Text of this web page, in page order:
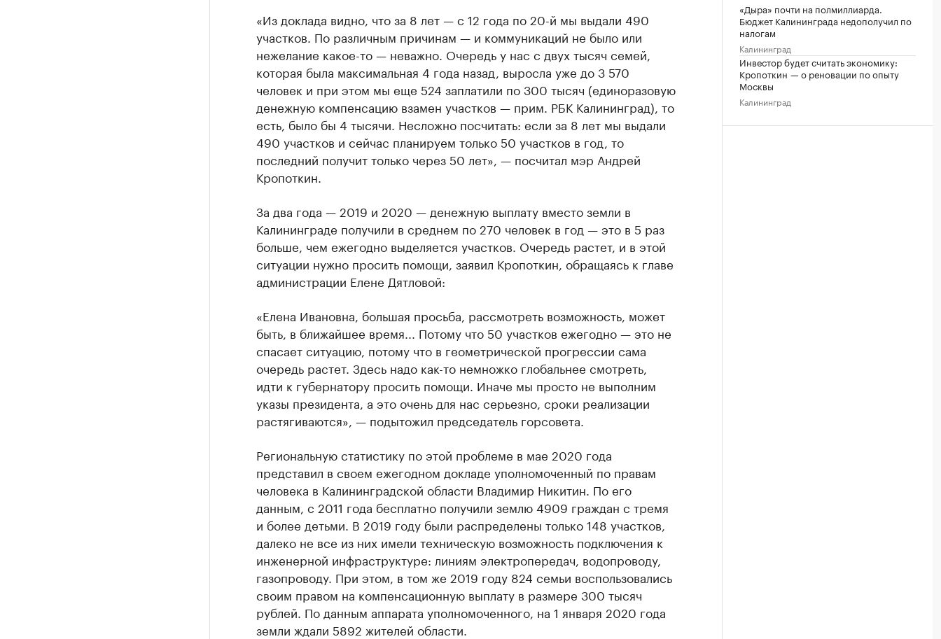
«Из доклада видно, что за 8 лет — с 12 года по 20-й мы выдали 490
участков. По различным причинам — и коммуникаций не было или
нежелание какое-то — неважно. Очередь у нас с двух тысяч семей,
которая была максимальная 4 года назад, выросла уже до 3 570
человек и при этом мы еще 524 заплатили по 300 тысяч (единоразовую
денежную компенсацию взамен участков — прим. РБК Калининград), то
есть, было бы 4 тысячи. Несложно посчитать: если за 8 лет мы выдали
490 участков и сейчас планируем только 50 участков в год, то
последний получит только через 50 лет», — посчитал мэр Андрей
Кропоткин.
За два года — 2019 и 2020 — денежную выплату вместо земли в
Калининграде получили в среднем по 270 человек в год — это в 5 раз
больше, чем ежегодно выделяется участков. Очередь растет, и в этой
ситуации нужно просить помощи, заявил Кропоткин, обращаясь к главе
администрации Елене Дятловой:
«Елена Ивановна, большая просьба, рассмотреть возможность, может
быть, в ближайшее время... Потому что 50 участков ежегодно — это не
спасает ситуацию, потому что в геометрической прогрессии сама
очередь растет. Здесь надо как-то немножко глобальнее смотреть,
идти к губернатору просить помощи. Иначе мы просто не выполним
указы президента, а это очень для нас серьезно, сроки реализации
растягиваются», — подытожил председатель горсовета.
Региональную статистику по этой проблеме в мае 2020 года
представил в своем ежегодном докладе уполномоченный по правам
человека в Калининградской области Владимир Никитин. По его
данным, с 2011 года бесплатно получили землю 4909 граждан с тремя
и более детьми. В 2019 году были распределены только 148 участков,
далеко не все из них имели техническую возможность подключения к
инженерной инфраструктуре: линиям электропередач, водопроводу,
газопроводу. При этом, в том же 2019 году 824 семьи воспользовались
своим правом на компенсационную выплату в размере 300 тысяч
рублей. По данным аппарата уполномоченного, на 1 января 2020 года
земли ждали 5892 жителей области.
«Дыра» почти на полмиллиарда.
Бюджет Калининграда недополучил по
налогам
Калининград
Инвестор будет считать экономику:
Кропоткин — о реновации по опыту
Москвы
Калининград